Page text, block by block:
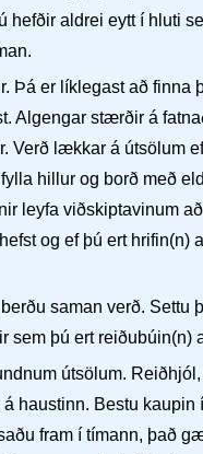
hefðir aldrei eytt í hluti
Þá er líklegast að finna
Algengar stærðir á
Verð lækkar á útsölum
hillur og borð með
leyfa viðskiptavinum
og ef þú ert hrifin(n)
saman verð. Settu
sem þú ert reiðubúin(n)
útsölum.
haustinn. Bestu
fram í tímann, það